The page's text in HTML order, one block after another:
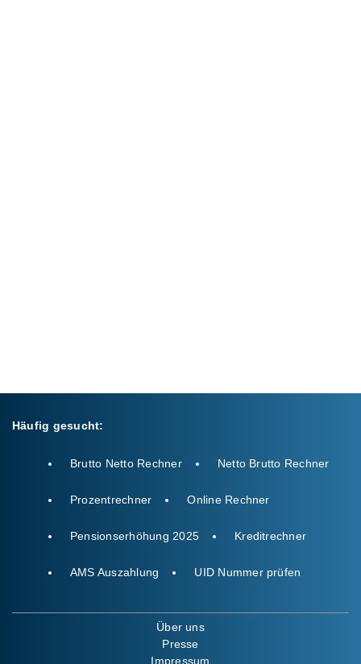
Häufig gesucht:
Brutto Netto Rechner Netto Brutto Rechner
Prozentrechner Online Rechner
Pensionserhöhung 2025 Kreditrechner
AMS Auszahlung UID Nummer prüfen
Über uns
Presse
Impressum